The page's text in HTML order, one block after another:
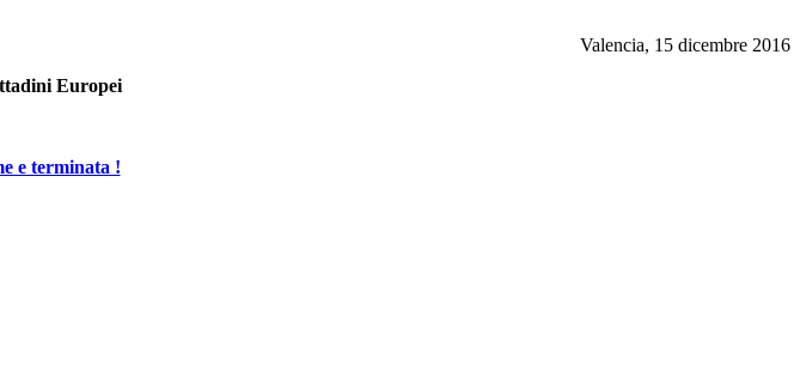
Valencia, 15 dicembre 2016
Europei
e terminata !